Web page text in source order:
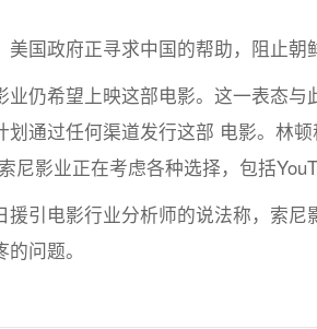
政府正寻求中国的帮助，阻止朝
仍希望上映这部电影。这一表态与
通过任何渠道发行这部 电影。林
尼影业正在考虑各种选择，包括
引电影行业分析师的说法称，索尼
问题。